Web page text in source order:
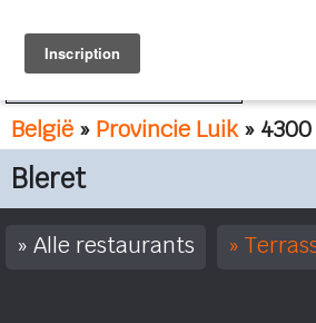
België » Provincie Luik»
Bleret
Alle restaurants